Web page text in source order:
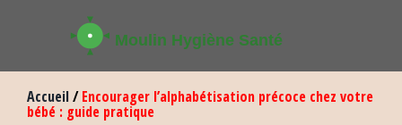
Accueil/Encourager l’alphabétisation précoce chez votre
bébé : guide pratique